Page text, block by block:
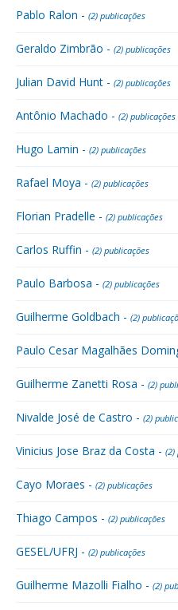
Pablo Ralon - (2) publicações
Geraldo Zimbrão - (2) publicações
Julian David Hunt - (2) publicações
Antônio Machado - (2) publicações
Hugo Lamin - (2) publicações
Rafael Moya - (2) publicações
Florian Pradelle - (2) publicações
Carlos Ruffin - (2) publicações
Paulo Barbosa - (2) publicações
Guilherme Goldbach - (2)
Paulo Cesar Magalhães
Guilherme Zanetti Rosa - (2)
Nivalde José de Castro - (2)
Vinicius Jose Braz da Costa - (2)
Cayo Moraes - (2) publicações
Thiago Campos - (2) publicações
GESEL/UFRJ - (2) publicações
Guilherme Mazolli Fialho - (2)